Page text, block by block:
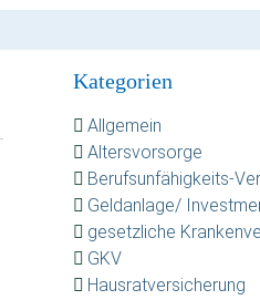
Kategorien
Allgemein
Altersvorsorge
Berufsunfähigkeits-
Geldanlage/
gesetzliche
GKV
Hausratversicherung